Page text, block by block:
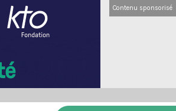
Contenu sponsorisé